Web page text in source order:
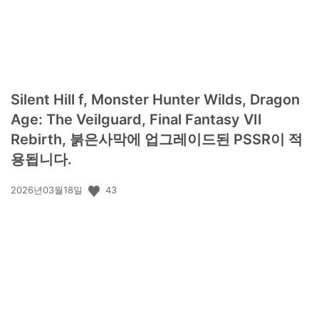
Silent Hill f, Monster Hunter Wilds, Dragon
Age: The Veilguard, Final Fantasy VII
Rebirth, 붉은사막에 업그레이드된 PSSR이 적
용됩니다.
공
2026년03월18일 43